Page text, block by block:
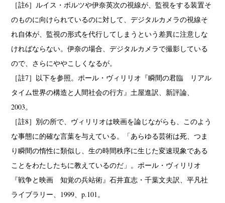
［註6］ルイス・ボルツや伊奈英次の視線が、監視をする装置そ
のものに向けられているのに対して、デジタルカメラの視線そ
れ自体が、監視の形式を代行してしまうという差異に注意しな
ければならない。伊奈の場合、デジタルカメラで撮影している
ので、さらにややこしくなるが。
［註7］以下を参照。ポール・ヴィリリオ『瞬間の君臨 リアル
タイム世界の構造と人間社会の行方』土屋進訳、新評論、
2003。
［註8］別の所で、ヴィリリオは映画を論じながらも、このよう
な事態に的確な言葉を与えている。「あらゆる芸術は死、つま
り瞬間の惰性に類似し、生の時間秩序に生じた変速現象である
ことをわたしたちに教えているのだ」。ポール・ヴィリリオ
『戦争と映画 知覚の兵站術』石井直志・千葉文夫訳、平凡社
ライブラリー、1999、p.101。